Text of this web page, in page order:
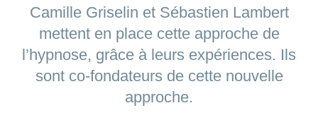
Camille Griselin et Sébastien Lambert
mettent en place cette approche de
l’hypnose, grâce à leurs expériences. Ils
sont co-fondateurs de cette nouvelle
approche.